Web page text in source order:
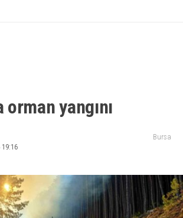
orman yangını
19:16
Bursa